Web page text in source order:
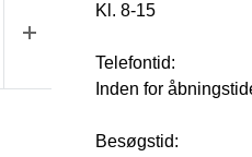
Kl. 8-15
Telefontid:
Inden for
Besøgstid: